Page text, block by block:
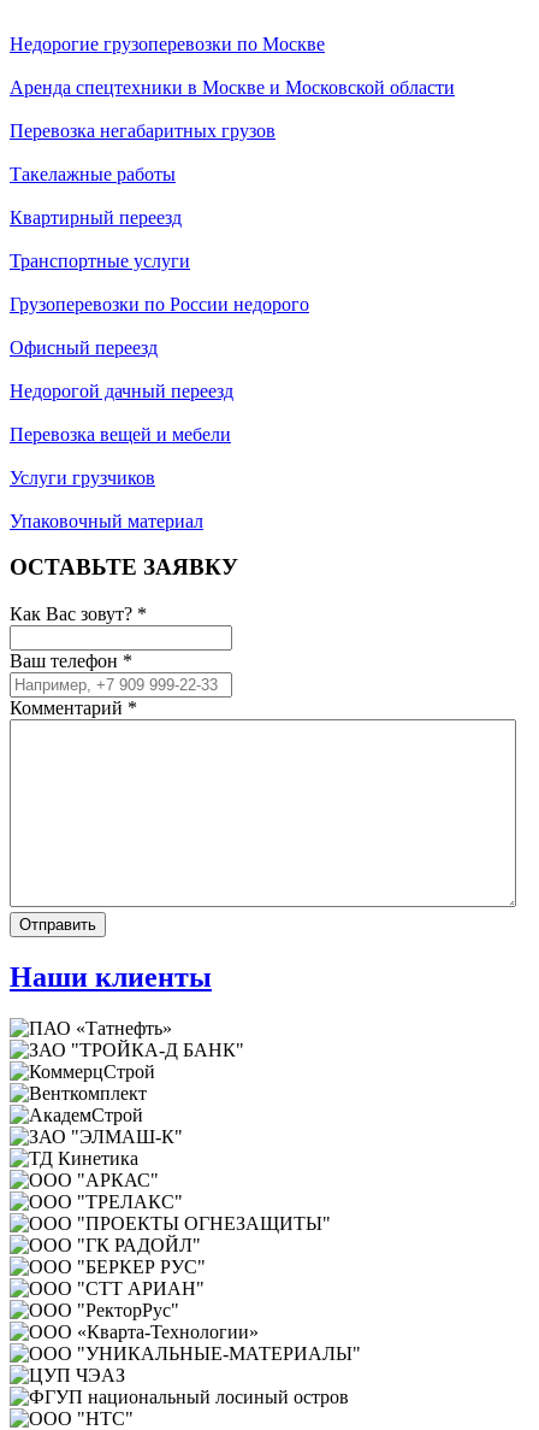
Недорогие грузоперевозки по Москве
Аренда спецтехники в Москве и Московской области
Перевозка негабаритных грузов
Такелажные работы
Квартирный переезд
Транспортные услуги
Грузоперевозки по России недорого
Офисный переезд
Недорогой дачный переезд
Перевозка вещей и мебели
Услуги грузчиков
Упаковочный материал
ОСТАВЬТЕ ЗАЯВКУ
Как Вас зовут? *
Ваш телефон *
Комментарий *
Наши клиенты